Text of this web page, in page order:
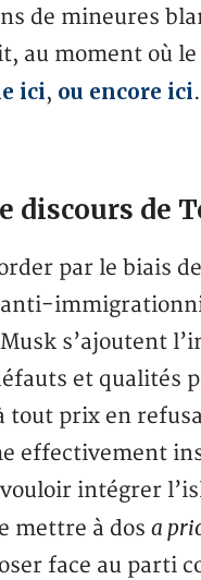
de mineures
au moment où
ici, ou encore ici.
discours de
par le biais
anti-
s’ajoutent
et qualités
prix en
effectivement
intégrer
mettre à dos a
face au parti